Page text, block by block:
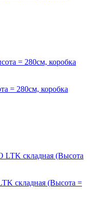
= 280см, коробка
складная (Высота =